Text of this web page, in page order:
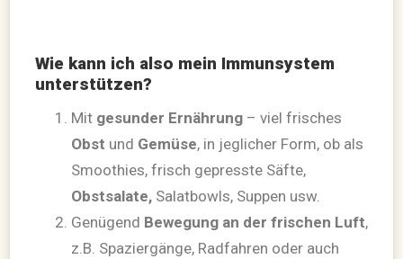
Wie kann ich also mein Immunsystem
unterstützen?
Mit gesunder Ernährung – viel frisches
Obst und Gemüse, in jeglicher Form, ob als
Smoothies, frisch gepresste Säfte,
Obstsalate, Salatbowls, Suppen usw.
Genügend Bewegung an der frischen Luft,
z.B. Spaziergänge, Radfahren oder auch